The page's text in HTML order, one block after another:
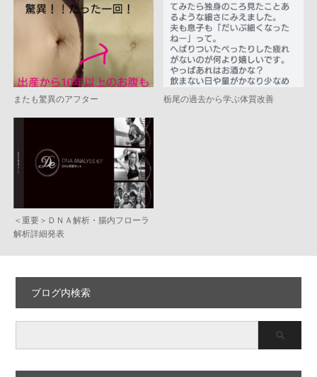
またも驚異のアフター 栃尾の過去から学ぶ体質改善
＜重要＞ＤＮＡ解析・腸内フローラ
解析詳細発表
ブログ内検索